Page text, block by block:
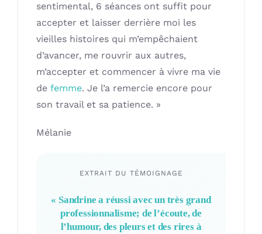
sentimental, 6 séances ont suffit pour
accepter et laisser derrière moi les
vieilles histoires qui m’empêchaient
d’avancer, me rouvrir aux autres,
m’accepter et commencer à vivre ma vie
defemme. Je l’a remercie encore pour
son travail et sa patience. »
Mélanie
EXTRAIT DU TÉMOIGNAGE
« Sandrine a réussi avec un très grand
professionnalisme; de l’écoute, de
l’humour, des pleurs et des rires à